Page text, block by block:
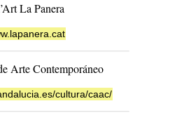
La Panera
Arte Contemporáneo
cultura/caac/